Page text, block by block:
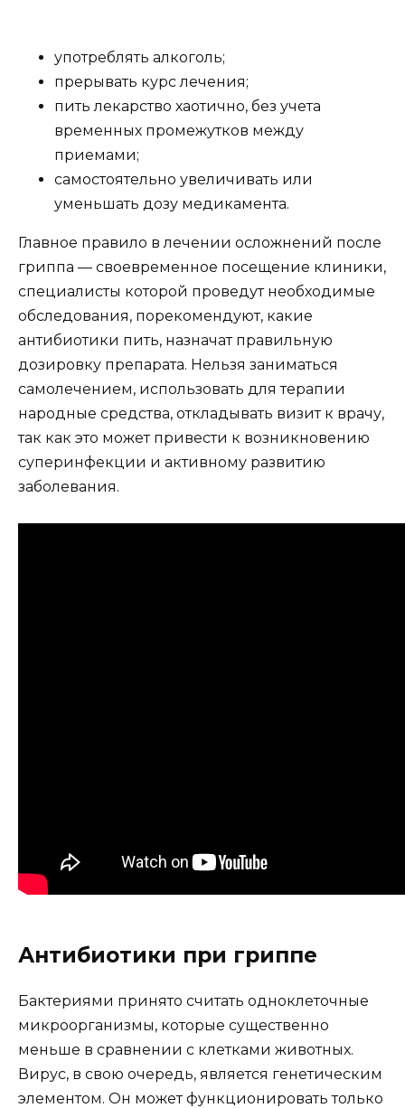
употреблять алкоголь;
прерывать курс лечения;
пить лекарство хаотично, без учета
временных промежутков между
приемами;
самостоятельно увеличивать или
уменьшать дозу медикамента.
Главное правило в лечении осложнений после
гриппа — своевременное посещение клиники,
специалисты которой проведут необходимые
обследования, порекомендуют, какие
антибиотики пить, назначат правильную
дозировку препарата. Нельзя заниматься
самолечением, использовать для терапии
народные средства, откладывать визит к врачу,
так как это может привести к возникновению
суперинфекции и активному развитию
заболевания.
Антибиотики при гриппе
Бактериями принято считать одноклеточные
микроорганизмы, которые существенно
меньше в сравнении с клетками животных.
Вирус, в свою очередь, является генетическим
элементом. Он может функционировать только